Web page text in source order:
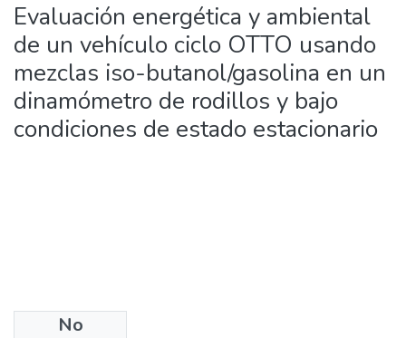
Evaluación energética y ambiental
de un vehículo ciclo OTTO usando
mezclas iso-butanol/gasolina en un
dinamómetro de rodillos y bajo
condiciones de estado estacionario
No